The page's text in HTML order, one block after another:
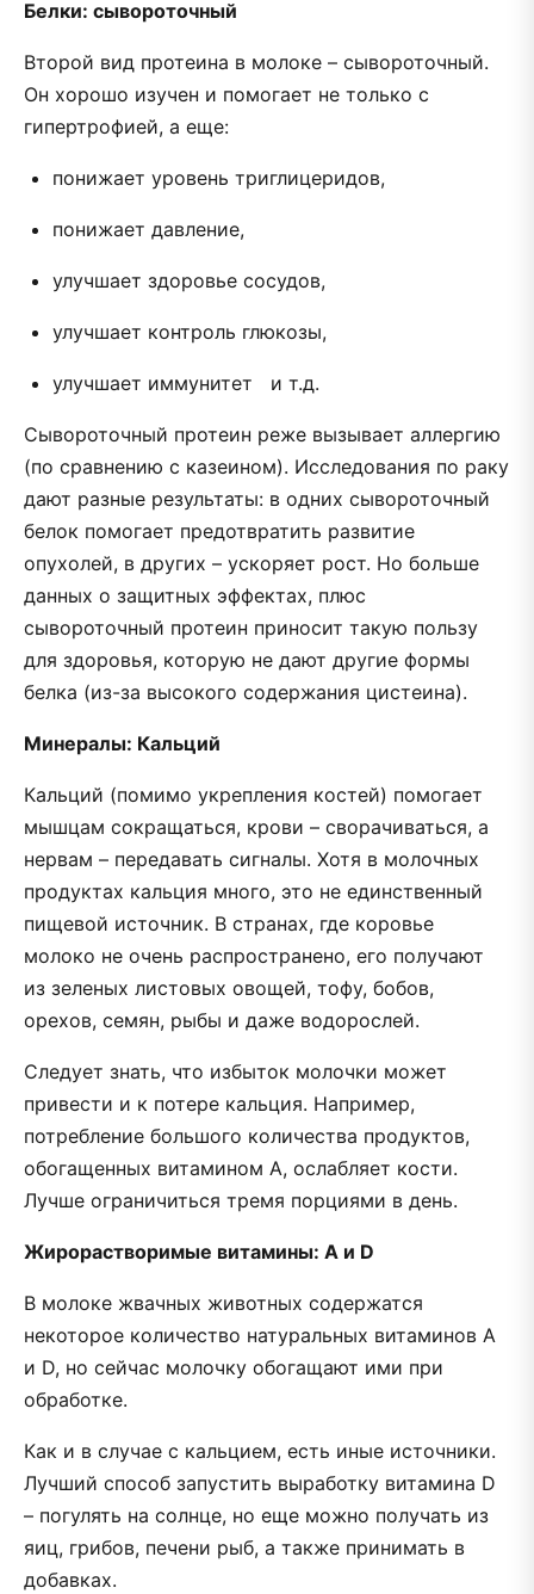
Белки: сывороточный
Второй вид протеина в молоке – сывороточный.
Он хорошо изучен и помогает не только с
гипертрофией, а еще:
понижает уровень триглицеридов,
понижает давление,
улучшает здоровье сосудов,
улучшает контроль глюкозы,
улучшает иммунитет и т.д.
Сывороточный протеин реже вызывает аллергию
(по сравнению с казеином). Исследования по раку
дают разные результаты: в одних сывороточный
белок помогает предотвратить развитие
опухолей, в других – ускоряет рост. Но больше
данных о защитных эффектах, плюс
сывороточный протеин приносит такую пользу
для здоровья, которую не дают другие формы
белка (из-за высокого содержания цистеина).
Минералы: Кальций
Кальций (помимо укрепления костей) помогает
мышцам сокращаться, крови – сворачиваться, а
нервам – передавать сигналы. Хотя в молочных
продуктах кальция много, это не единственный
пищевой источник. В странах, где коровье
молоко не очень распространено, его получают
из зеленых листовых овощей, тофу, бобов,
орехов, семян, рыбы и даже водорослей.
Следует знать, что избыток молочки может
привести и к потере кальция. Например,
потребление большого количества продуктов,
обогащенных витамином A, ослабляет кости.
Лучше ограничиться тремя порциями в день.
Жирорастворимые витамины: A и D
В молоке жвачных животных содержатся
некоторое количество натуральных витаминов A
и D, но сейчас молочку обогащают ими при
обработке.
Как и в случае с кальцием, есть иные источники.
Лучший способ запустить выработку витамина D
– погулять на солнце, но еще можно получать из
яиц, грибов, печени рыб, а также принимать в
добавках.